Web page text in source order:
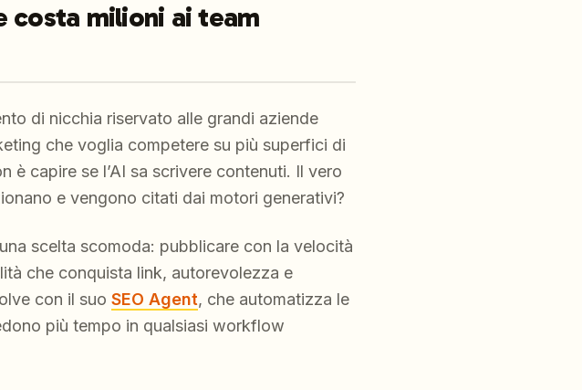
costa milioni ai team
di nicchia riservato alle grandi aziende
che voglia competere su più superfici di
è capire se l’AI sa scrivere contenuti. Il vero
e vengono citati dai motori generativi?
scelta scomoda: pubblicare con la velocità
che conquista link, autorevolezza e
con il suo SEO Agent, che automatizza le
più tempo in qualsiasi workflow